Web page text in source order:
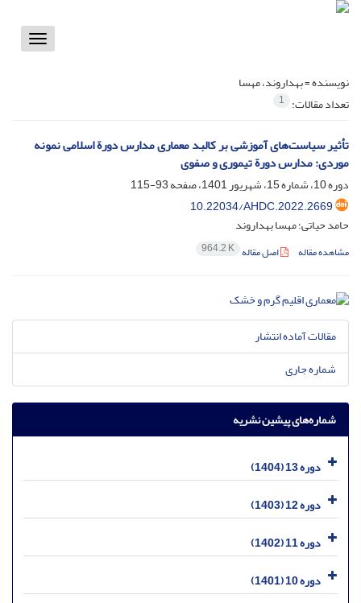
Toggle
نویسنده =بهداروند، مهسا
تعداد مقالات: 1
تأثیر سیاست‌های آموزشی بر کالبد معماری مدارس دورة اسلامی نمونه
موردی: مدارس دورة تیموری و صفوی
دوره 10، شماره 15، شهریور 1401، صفحه
93-115
10.22034/AHDC.2022.2669
حامد حیاتی؛ مهسا بهداروند
مشاهده مقاله اصل مقاله 964.2 K
مقالات آماده انتشار
شماره جاری
شماره‌های پیشین نشریه
دوره 13 (1404)
دوره 12 (1403)
دوره 11 (1402)
دوره 10 (1401)